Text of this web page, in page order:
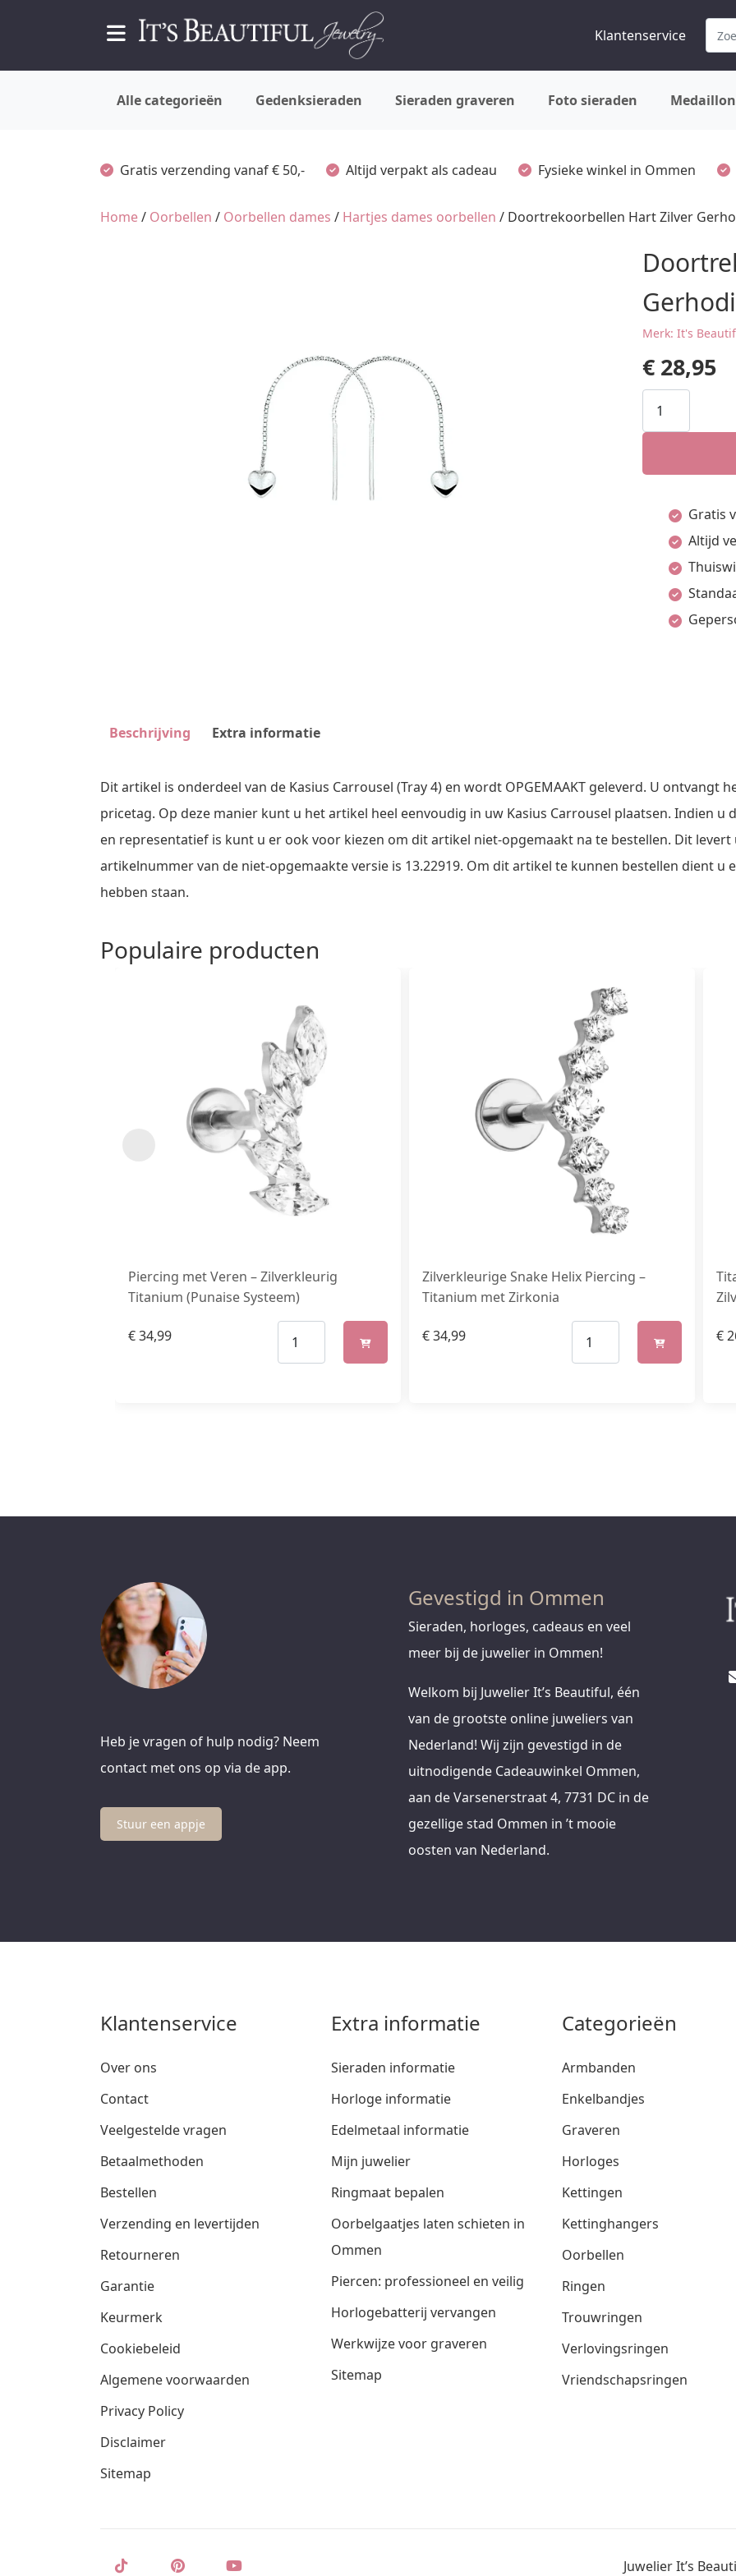
Klantenservice
Alle categorieën Gedenksieraden Sieraden graveren Foto sieraden
Gratis verzending vanaf € 50,- Altijd verpakt als cadeau Fysieke winkel in Ommen
Home/ Oorbellen / Oorbellen dames / Hartjes dames oorbellen / Doortrekoorbellen Hart Zilver
Merk: It's
€ 28,95
Hart
Gerhodineerd
aantal Gratis
Altijd
Beschrijving Extra informatie
Dit artikel is onderdeel van de Kasius Carrousel (Tray 4) en wordt OPGEMAAKT geleverd. U ontvangt
pricetag. Op deze manier kunt u het artikel heel eenvoudig in uw Kasius Carrousel plaatsen. Indien
en representatief is kunt u er ook voor kiezen om dit artikel niet-opgemaakt na te bestellen. Dit levert
artikelnummer van de niet-opgemaakte versie is 13.22919. Om dit artikel te kunnen bestellen dient u
hebben staan.
Populaire producten
Piercing met Veren – Zilverkleurig
Titanium (Punaise Systeem)
€34,99
Zilverkleurige Snake Helix Piercing –
Titanium met Zirkonia
€34,99 €
Heb je vragen of hulp nodig? Neem
contact met ons op via de app.
Stuur een appje
Gevestigd in Ommen
Sieraden, horloges, cadeaus en veel
meer bij de juwelier in Ommen!
Welkom bij Juwelier It’s Beautiful, één
van de grootste online juweliers van
Nederland! Wij zijn gevestigd in de
uitnodigende Cadeauwinkel Ommen,
aan de Varsenerstraat 4, 7731 DC in de
gezellige stad Ommen in ’t mooie
oosten van Nederland.
Klantenservice
Over ons
Contact
Veelgestelde vragen
Betaalmethoden
Bestellen
Verzending en levertijden
Retourneren
Garantie
Keurmerk
Cookiebeleid
Algemene voorwaarden
Privacy Policy
Disclaimer
Sitemap
Extra informatie
Sieraden informatie
Horloge informatie
Edelmetaal informatie
Mijn juwelier
Ringmaat bepalen
Oorbelgaatjes laten schieten in
Ommen
Piercen: professioneel en veilig
Horlogebatterij vervangen
Werkwijze voor graveren
Sitemap
Categorieën
Armbanden
Enkelbandjes
Graveren
Horloges
Kettingen
Kettinghangers
Oorbellen
Ringen
Trouwringen
Verlovingsringen
Vriendschapsringen
Juwelier It’s